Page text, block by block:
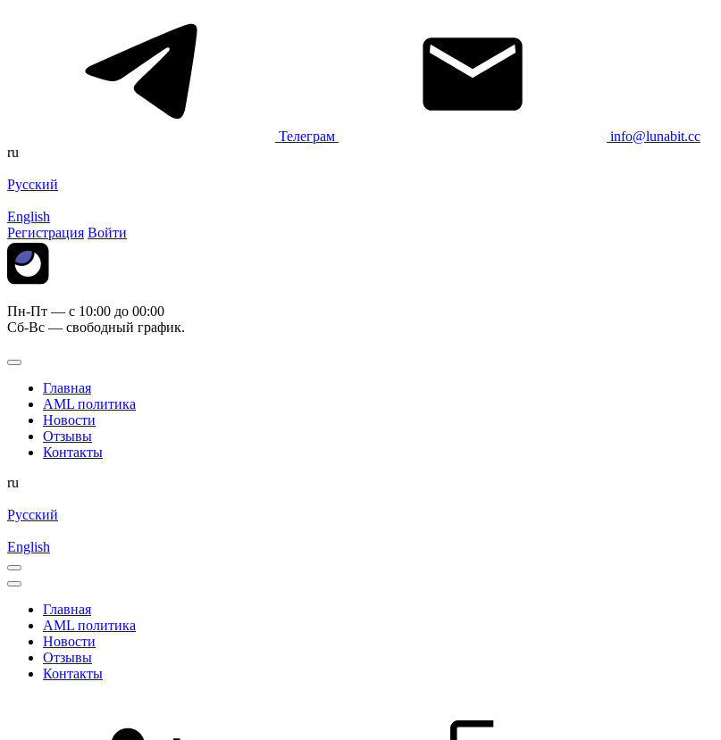
Телеграм
info@lunabit.cc
ru
Русский
English
Регистрация Войти
Пн-Пт — c 10:00 до 00:00
Сб-Вс — свободный график.
Главная
AML политика
Новости
Отзывы
Контакты
ru
Русский
English
Главная
AML политика
Новости
Отзывы
Контакты